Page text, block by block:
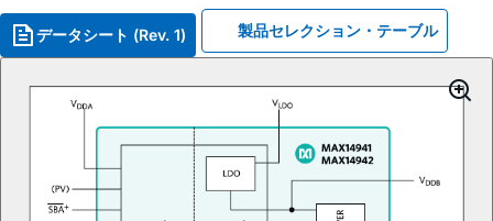
データシート (Rev. 1) 製品セレクション・テーブル